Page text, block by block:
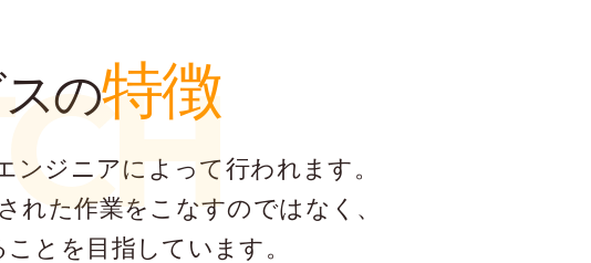
の特徴
ジニアによって行われます。
れた作業をこなすのではなく、
とを目指しています。